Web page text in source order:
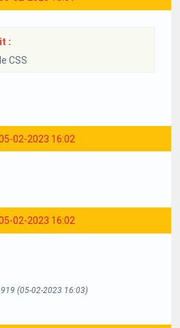
:
CSS
02-2023 16:02
02-2023 16:02
(05-02-2023 16:03)